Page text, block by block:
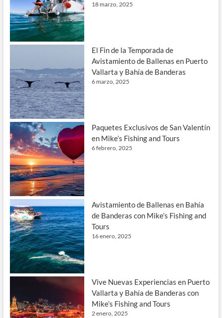
18 marzo, 2025
El Fin de la Temporada de
Avistamiento de Ballenas en Puerto
Vallarta y Bahía de Banderas
6 marzo, 2025
Paquetes Exclusivos de San Valentín
en Mike’s Fishing and Tours
6 febrero, 2025
Avistamiento de Ballenas en Bahía
de Banderas con Mike’s Fishing and
Tours
16 enero, 2025
Vive Nuevas Experiencias en Puerto
Vallarta y Bahía de Banderas con
Mike’s Fishing and Tours
2 enero, 2025